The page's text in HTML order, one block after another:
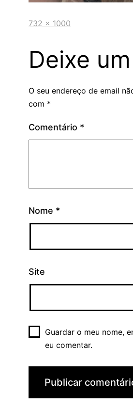
732 × 1000
Deixe
O seu endereço de email
com *
Comentário *
Nome *
Site
Guardar o meu nome,
eu comentar.